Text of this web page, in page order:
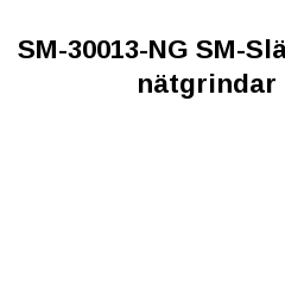
SM-30013-NG SM-
nätgrindar